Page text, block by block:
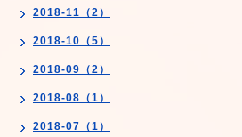
2018-11（2）
2018-10（5）
2018-09（2）
2018-08（1）
2018-07（1）